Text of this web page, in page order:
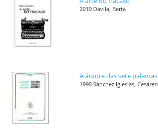
2010 Dávila, Berta
A árvore das sete palavras
1990 Sánchez Iglesias, Cesáreo